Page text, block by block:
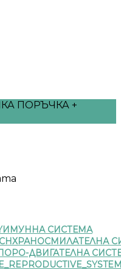
ПОРЪЧКА +
ИМУННА СИСТЕМА
ХРАНОСМИЛАТЕЛНА
ДВИГАТЕЛНА